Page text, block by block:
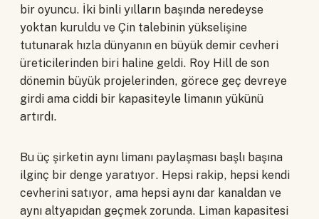
bir oyuncu. İki binli yılların başında neredeyse
yoktan kuruldu ve Çin talebinin yükselişine
tutunarak hızla dünyanın en büyük demir cevheri
üreticilerinden biri haline geldi. Roy Hill de son
dönemin büyük projelerinden, görece geç devreye
girdi ama ciddi bir kapasiteyle limanın yükünü
artırdı.
Bu üç şirketin aynı limanı paylaşması başlı başına
ilginç bir denge yaratıyor. Hepsi rakip, hepsi kendi
cevherini satıyor, ama hepsi aynı dar kanaldan ve
aynı altyapıdan geçmek zorunda. Liman kapasitesi